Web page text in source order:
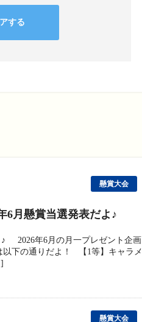
する
6月懸賞当選発表だよ♪
2026年6月の月一プレゼント企画
下の通りだよ！ 【1等】キャラメ
懸賞大会
懸賞大会